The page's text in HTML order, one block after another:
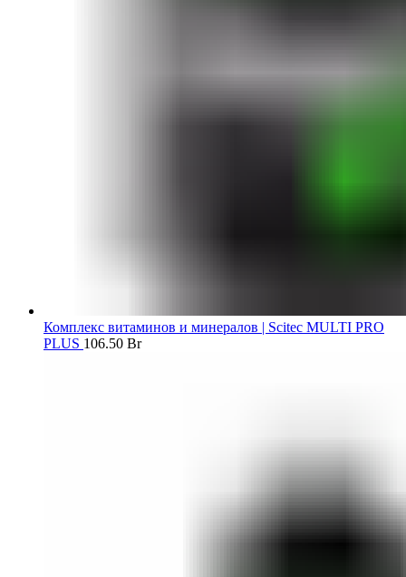
Комплекс витаминов и минералов | Scitec MULTI PRO
PLUS 106.50 Br